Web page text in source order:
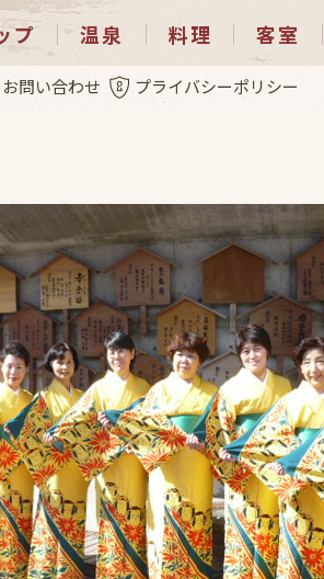
プ 温泉 料理 客室
お問い合わせ プライバシーポリシー